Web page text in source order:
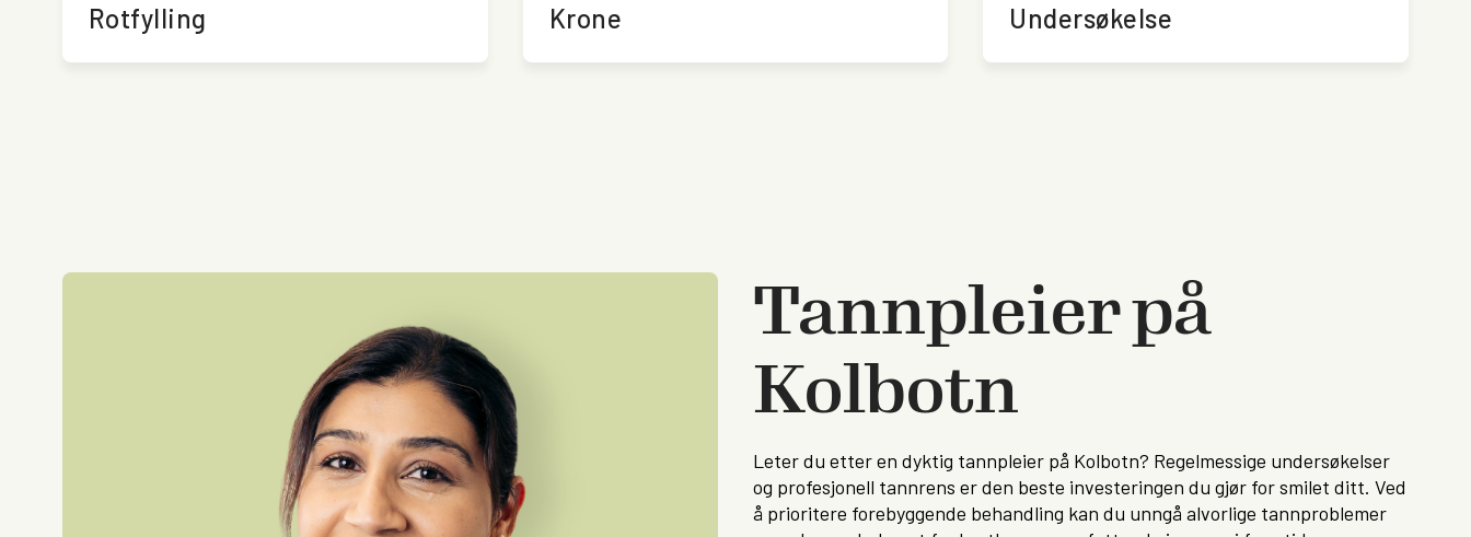
Rotfylling Krone Undersøkelse
Tannpleier på
Kolbotn
Leter du etter en dyktig tannpleier på Kolbotn? Regelmessige undersøkelser
og profesjonell tannrens er den beste investeringen du gjør for smilet ditt. Ved
å prioritere forebyggende behandling kan du unngå alvorlige tannproblemer